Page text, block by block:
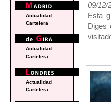
09/12/
Esta
Diges
Actualidad
Cartelera
Actualidad
Cartelera
Actualidad
Cartelera